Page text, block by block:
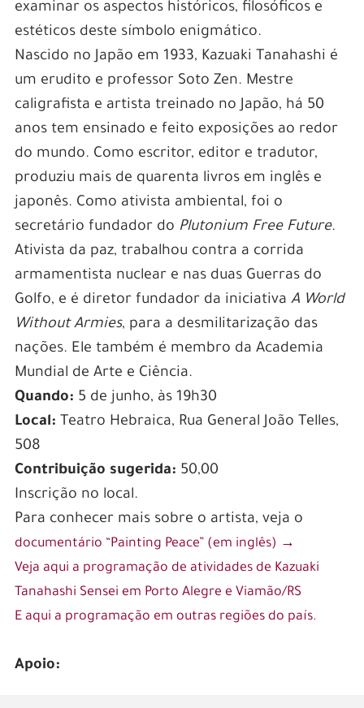
examinar os aspectos históricos, filosóficos e
estéticos deste símbolo enigmático.
Nascido no Japão em 1933, Kazuaki Tanahashi é
um erudito e professor Soto Zen. Mestre
caligrafista e artista treinado no Japão, há 50
anos tem ensinado e feito exposições ao redor
do mundo. Como escritor, editor e tradutor,
produziu mais de quarenta livros em inglês e
japonês. Como ativista ambiental, foi o
secretário fundador do Plutonium Free Future.
Ativista da paz, trabalhou contra a corrida
armamentista nuclear e nas duas Guerras do
Golfo, e é diretor fundador da iniciativa A World
Without Armies, para a desmilitarização das
nações. Ele também é membro da Academia
Mundial de Arte e Ciência.
Quando: 5 de junho, às 19h30
Local: Teatro Hebraica, Rua General João Telles,
508
Contribuição sugerida: 50,00
Inscrição no local.
Para conhecer mais sobre o artista, veja o
documentário “Painting Peace” (em inglês) →
Veja aqui a programação de atividades de Kazuaki
Tanahashi Sensei em Porto Alegre e Viamão/RS
E aqui a programação em outras regiões do país.
Apoio: